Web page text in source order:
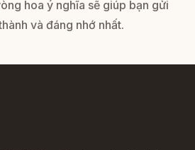
hoa ý nghĩa sẽ giúp bạn gửi
và đáng nhớ nhất.